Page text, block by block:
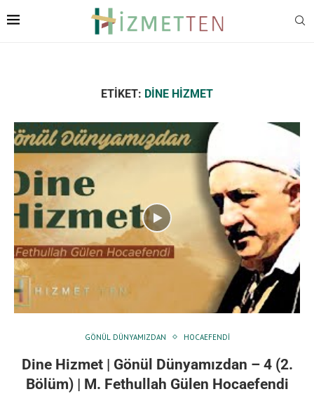
ETIKET: DINE HIZMET
GÖNÜL DÜNYAMIZDAN HOCAEFENDI
Dine Hizmet | Gönül Dünyamızdan – 4 (2.
Bölüm) | M. Fethullah Gülen Hocaefendi